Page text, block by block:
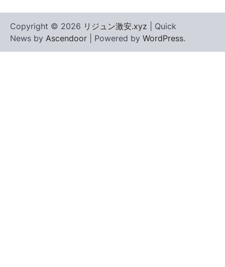
Copyright © 2026 リジュン激安.xyz | Quick
News by Ascendoor | Powered by WordPress.